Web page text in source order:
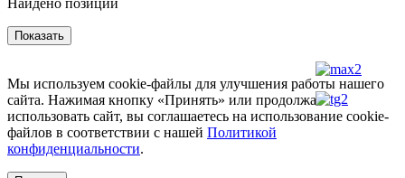
Найдено позиций
Показать
Мы используем cookie-файлы для улучшения работы нашего
сайта. Нажимая кнопку «Принять» или продолжая
использовать сайт, вы соглашаетесь на использование cookie-
файлов в соответствии с нашей Политикой
конфиденциальности.